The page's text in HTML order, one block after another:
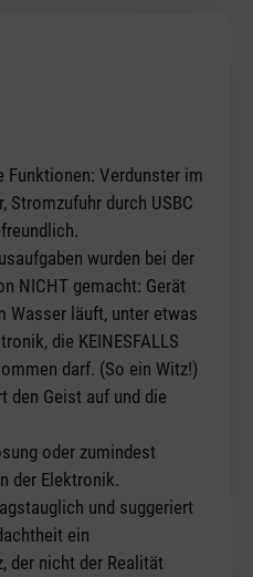
of 5 stars
Funktionen: Verdunster im
Stromzufuhr durch USBC
wurden bei der
NICHT gemacht: Gerät
läuft, unter etwas
die KEINESFALLS
darf. (So ein Witz!)
den Geist auf und die
oder zumindest
der Elektronik.
und suggeriert
ein
der nicht der Realität